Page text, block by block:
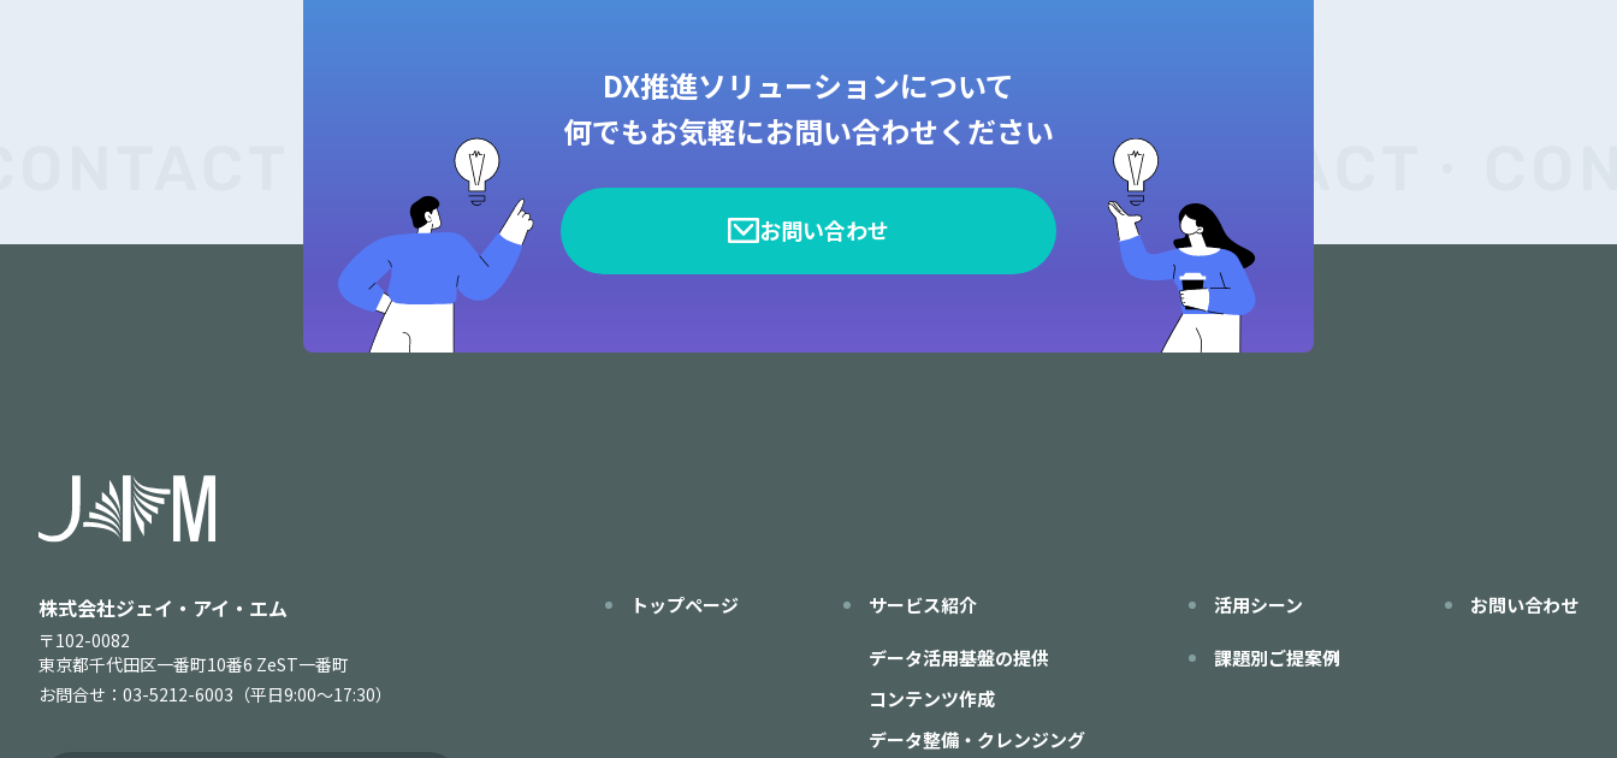
DX推進ソリューションについて
何でもお気軽にお問い合わせください
お問い合わせ
株式会社ジェイ・アイ・エム
〒102-0082
東京都千代田区一番町10番6 ZeST一番町
お問合せ：03-5212-6003（平日9:00～17:30）
トップページ サービス紹介
データ活用基盤の提供
コンテンツ作成
データ整備・クレンジング
活用シーン
課題別ご提案例
お問い合わせ